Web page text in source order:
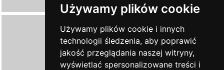
Używamy plików cookie
Używamy plików cookie i innych
technologii śledzenia, aby poprawić
jakość przeglądania naszej witryny,
wyświetlać spersonalizowane treści i
Oddziały
PRZEMYŚL, ul. Jasińskiego 32C
JAROSŁAW, Krakowska 35 b